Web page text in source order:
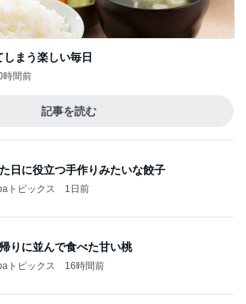
日に役立つ手作りみたいな餃子
トピックス 1日前
トピックス 16時間前
や小傷がついたカルティエ
トピックス 1日前
行でも行く機会がなかった広島
トピックス 1日前